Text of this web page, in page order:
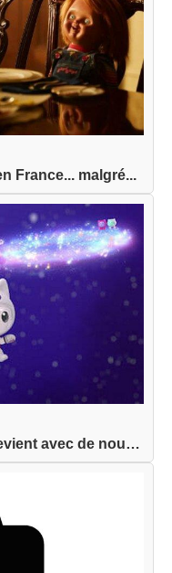
France... malgré...
Gabby et la Maison Magique revient avec de nouve...